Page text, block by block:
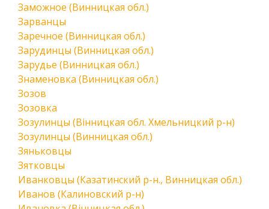
Заможное (Винницкая обл.)
Зарванцы
Заречное (Винницкая обл.)
Зарудинцы (Винницкая обл.)
Зарудье (Винницкая обл.)
Знаменовка (Винницкая обл.)
Зозов
Зозовка
Зозулинцы (Вінницкая обл. Хмельницкий р-н)
Зозулинцы (Винницкая обл.)
Зяньковцы
Зятковцы
Иванковцы (Казатинский р-н., Винницкая обл.)
Иванов (Калиновский р-н)